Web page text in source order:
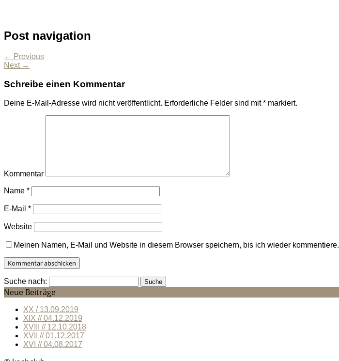
Post navigation
← Previous
Next →
Schreibe einen Kommentar
Deine E-Mail-Adresse wird nicht veröffentlicht. Erforderliche Felder sind mit* markiert.
Kommentar
Name *
E-Mail *
Website
Meinen Namen, E-Mail und Website in diesem Browser speichern, bis ich wieder kommentiere.
Suche nach:
Neue Beiträge
XX / 13.09.2019
XIX // 04.12.2019
XVIII // 12.10.2018
XVII // 01.12.2017
XVI // 04.08.2017